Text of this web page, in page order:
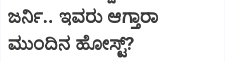
ಜರ್ನಿ.. ಇವರು ಆಗ್ತಾರಾ
ಮುಂದಿನ ಹೋಸ್ಟ್?